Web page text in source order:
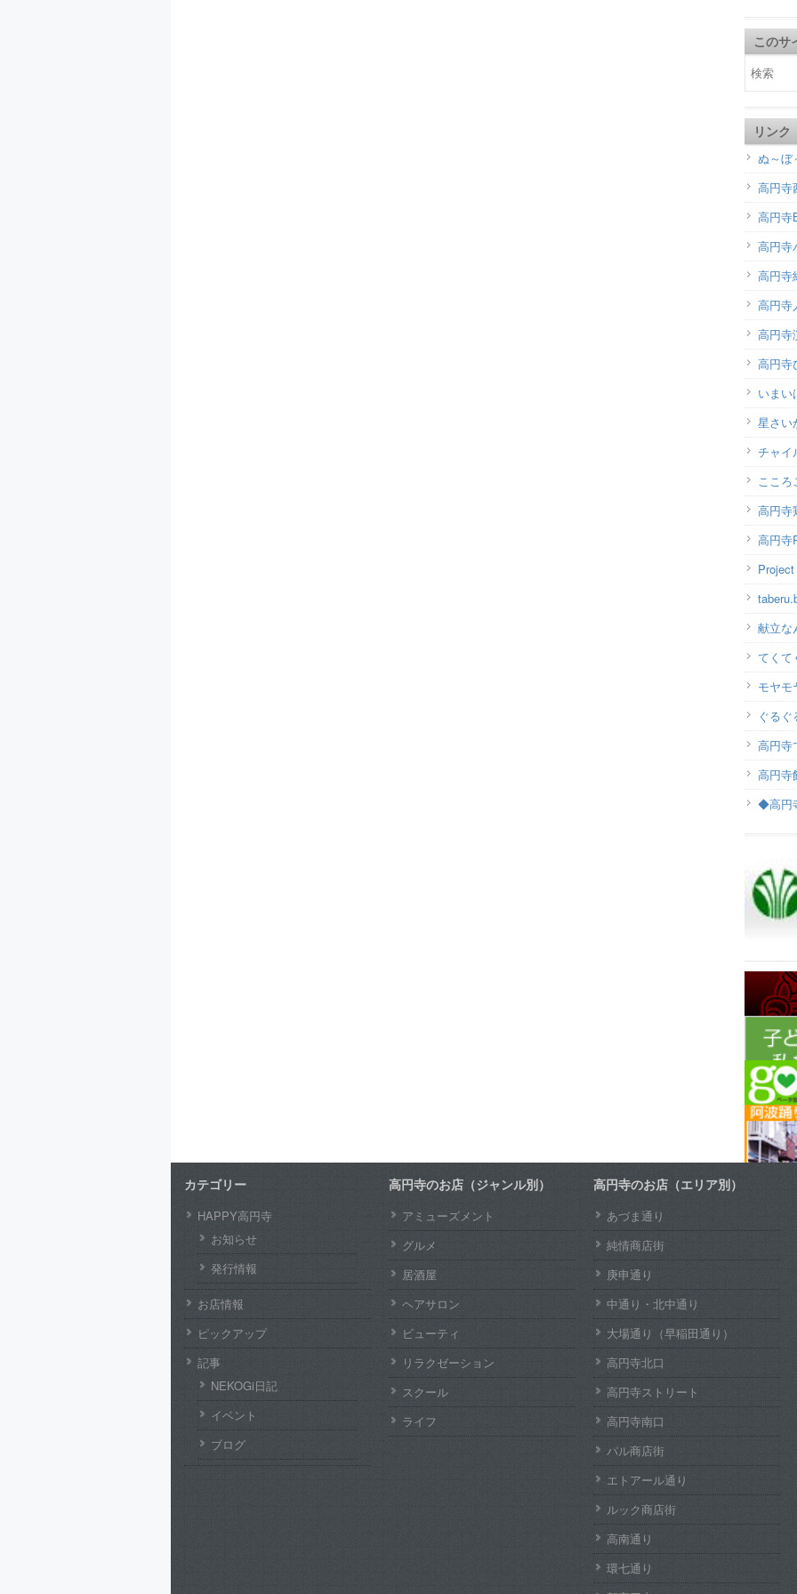
このサ
リンク
ぬ～ぼ
高円寺
高円寺
高円寺
高円寺
高円寺
高円寺
高円寺
いまい
星さい
チャイ
こころ
高円寺
高円寺
献立な
てくて
モヤモ
ぐる
高円寺
高円寺
◆高円
カテゴリー
HAPPY高円寺
お知らせ
発行情報
お店情報
ピックアップ
記事
NEKOGi日記
イベント
ブログ
高円寺のお店（ジャンル別）
アミューズメント
グルメ
居酒屋
ヘアサロン
ビューティ
リラクゼーション
スクール
ライフ
高円寺のお店（エリア別）
あづま通り
純情商店街
庚申通り
中通り・北中通り
大場通り（早稲田通り）
高円寺北口
高円寺ストリート
高円寺南口
パル商店街
エトアール通り
ルック商店街
高南通り
環七通り